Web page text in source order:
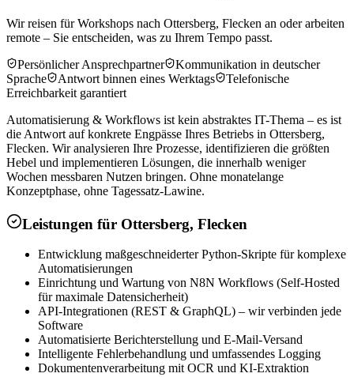
Wir reisen für Workshops nach Ottersberg, Flecken an oder arbeiten
remote – Sie entscheiden, was zu Ihrem Tempo passt.
Persönlicher Ansprechpartner
Kommunikation in deutscher
Sprache
Antwort binnen eines Werktags
Telefonische
Erreichbarkeit garantiert
Automatisierung & Workflows ist kein abstraktes IT-Thema – es ist
die Antwort auf konkrete Engpässe Ihres Betriebs in Ottersberg,
Flecken. Wir analysieren Ihre Prozesse, identifizieren die größten
Hebel und implementieren Lösungen, die innerhalb weniger
Wochen messbaren Nutzen bringen. Ohne monatelange
Konzeptphase, ohne Tagessatz-Lawine.
Leistungen für Ottersberg, Flecken
Entwicklung maßgeschneiderter Python-Skripte für komplexe
Automatisierungen
Einrichtung und Wartung von N8N Workflows (Self-Hosted
für maximale Datensicherheit)
API-Integrationen (REST & GraphQL) – wir verbinden jede
Software
Automatisierte Berichterstellung und E-Mail-Versand
Intelligente Fehlerbehandlung und umfassendes Logging
Dokumentenverarbeitung mit OCR und KI-Extraktion